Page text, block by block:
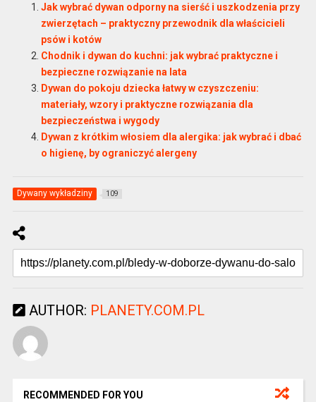
Jak wybrać dywan odporny na sierść i uszkodzenia przy
zwierzętach – praktyczny przewodnik dla właścicieli
psów i kotów
Chodnik i dywan do kuchni: jak wybrać praktyczne i
bezpieczne rozwiązanie na lata
Dywan do pokoju dziecka łatwy w czyszczeniu:
materiały, wzory i praktyczne rozwiązania dla
bezpieczeństwa i wygody
Dywan z krótkim włosiem dla alergika: jak wybrać i dbać
o higienę, by ograniczyć alergeny
Dywany wykładziny 109
AUTHOR: PLANETY.COM.PL
RECOMMENDED FOR YOU